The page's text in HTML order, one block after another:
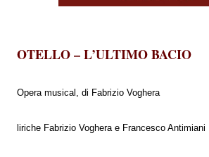
OTELLO – L’ULTIMO BACIO
Opera musical, di Fabrizio Voghera
liriche Fabrizio Voghera e Francesco Antimiani